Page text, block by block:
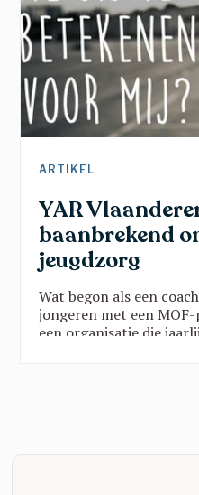
ARTIKEL
YAR
baanbrekend
jeugdzorg
Wat begon als een
jongeren met een
een organisatie die